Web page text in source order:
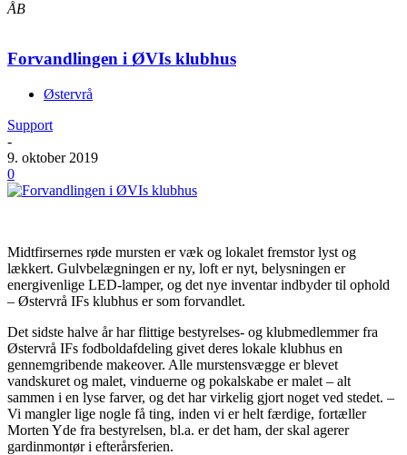
ÅB
Forvandlingen i ØVIs klubhus
Østervrå
Support
-
9. oktober 2019
0
Midtfirsernes røde mursten er væk og lokalet fremstor lyst og
lækkert. Gulvbelægningen er ny, loft er nyt, belysningen er
energivenlige LED-lamper, og det nye inventar indbyder til ophold
– Østervrå IFs klubhus er som forvandlet.
Det sidste halve år har flittige bestyrelses- og klubmedlemmer fra
Østervrå IFs fodboldafdeling givet deres lokale klubhus en
gennemgribende makeover. Alle murstensvægge er blevet
vandskuret og malet, vinduerne og pokalskabe er malet – alt
sammen i en lyse farver, og det har virkelig gjort noget ved stedet. –
Vi mangler lige nogle få ting, inden vi er helt færdige, fortæller
Morten Yde fra bestyrelsen, bl.a. er det ham, der skal agerer
gardinmontør i efterårsferien.